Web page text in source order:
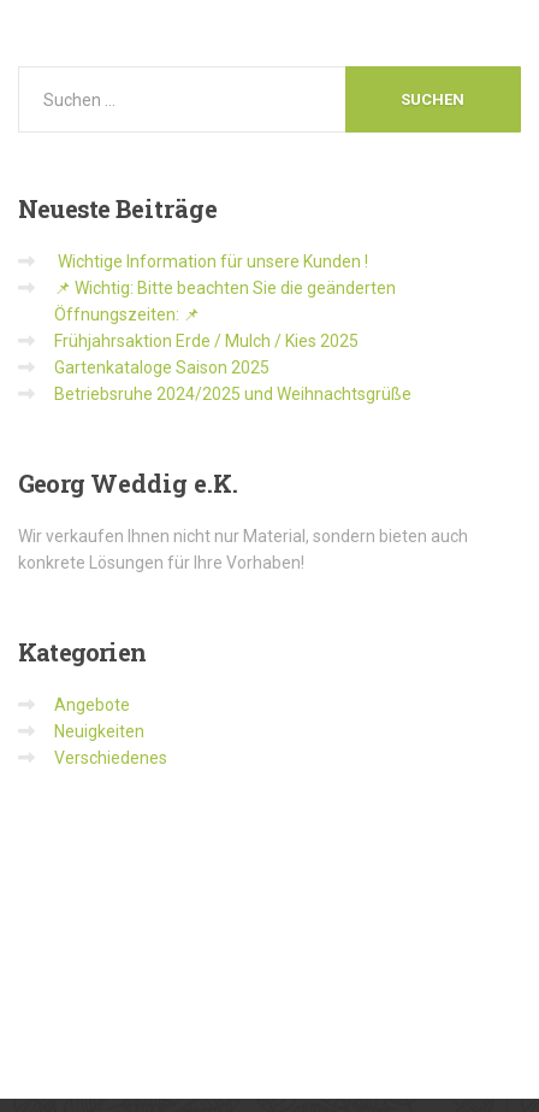
NeuesteBeiträge
Wichtige Information für unsere Kunden !
📌 Wichtig: Bitte beachten Sie die geänderten
Öffnungszeiten: 📌
Frühjahrsaktion Erde / Mulch / Kies 2025
Gartenkataloge Saison 2025
Betriebsruhe 2024/2025 und Weihnachtsgrüße
Georg Weddig e.K.
Wir verkaufen Ihnen nicht nur Material, sondern bieten auch
konkrete Lösungen für Ihre Vorhaben!
Kategorien
Angebote
Neuigkeiten
Verschiedenes